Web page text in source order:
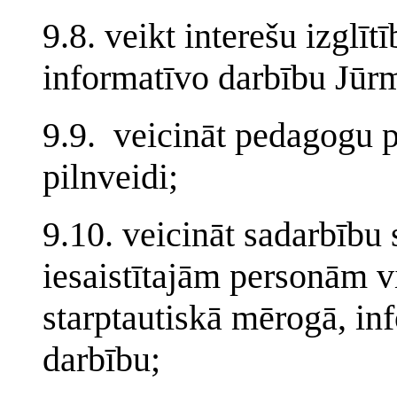
9.8. veikt interešu
informatīvo darbību
9.9. veicināt pedagogu
pilnveidi;
9.10. veicināt sadarbību
iesaistītajām personām
starptautiskā mērogā,
darbību;